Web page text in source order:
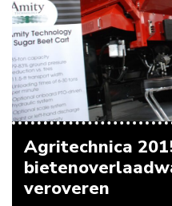
Agritechnica
veroveren